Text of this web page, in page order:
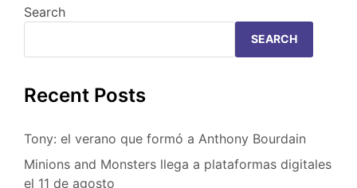
Search
SEARCH
Recent Posts
Tony: el verano que formó a Anthony Bourdain
Minions and Monsters llega a plataformas digitales
el 11 de agosto